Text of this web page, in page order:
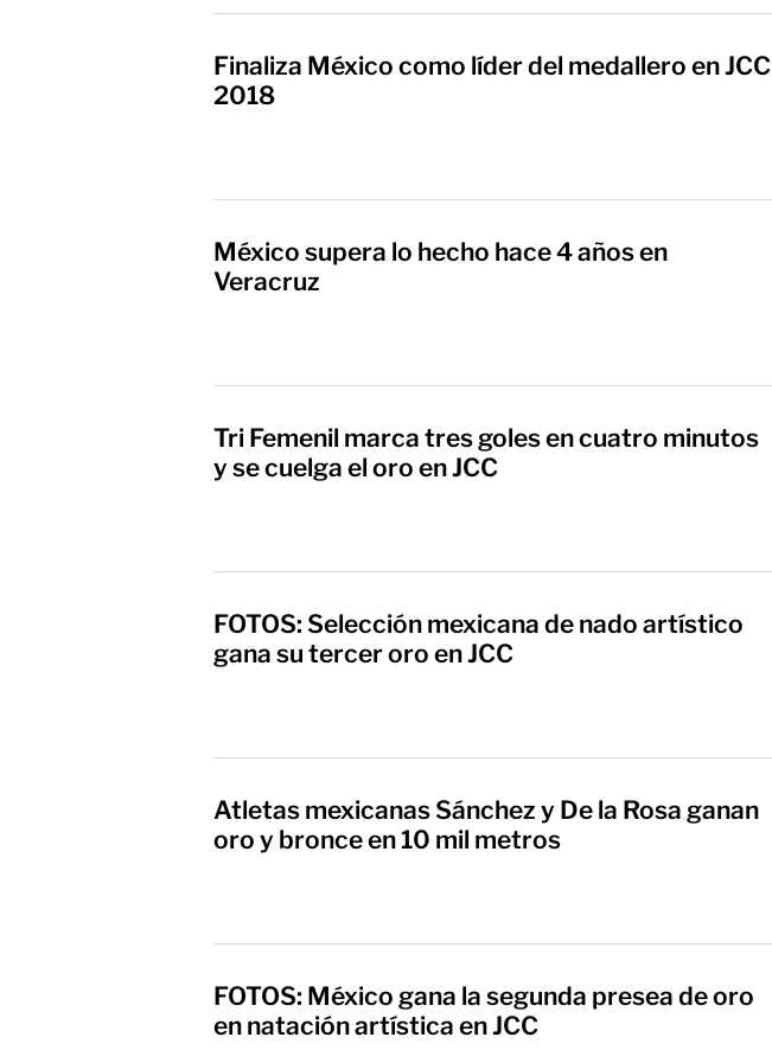
Finaliza México como líder del medallero en JCC
2018
México supera lo hecho hace 4 años en
Veracruz
Tri Femenil marca tres goles en cuatro minutos
y se cuelga el oro en JCC
FOTOS: Selección mexicana de nado artístico
gana su tercer oro en JCC
Atletas mexicanas Sánchez y De la Rosa ganan
oro y bronce en 10 mil metros
FOTOS: México gana la segunda presea de oro
en natación artística en JCC